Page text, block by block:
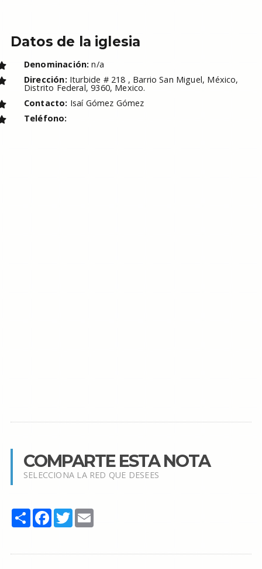
Datos de la iglesia
Denominación: n/a
Dirección: Iturbide # 218 , Barrio San Miguel, México,
Distrito Federal, 9360, Mexico.
Contacto: Isaí Gómez Gómez
Teléfono:
COMPARTE ESTA NOTA
SELECCIONA LA RED QUE DESEES
Share Facebook
TwitterEmail